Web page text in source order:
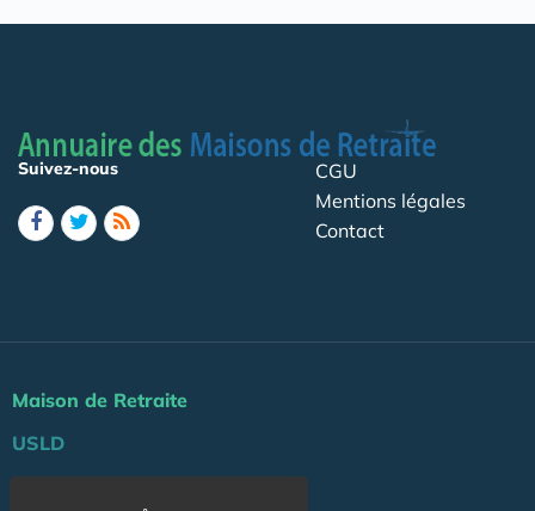
Suivez-nous
CGU
Mentions légales
Contact
Maison de Retraite
USLD